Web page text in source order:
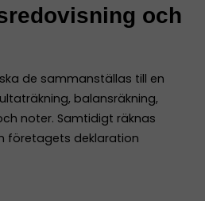
och
de sammanställas till en
balansräkning,
noter. Samtidigt räknas
företagets deklaration